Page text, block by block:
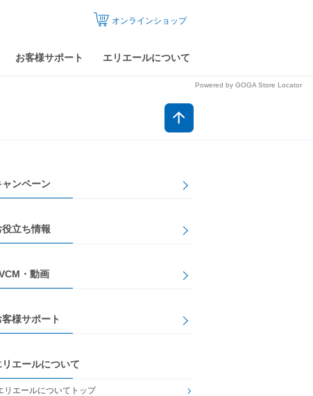
お客様サポート エリエールについて
オンラインショップ
Powered by GOGA Store Locator
ャンペーン
役立ち情報
・動画
客様サポート
リエールについて
リエールについてトップ